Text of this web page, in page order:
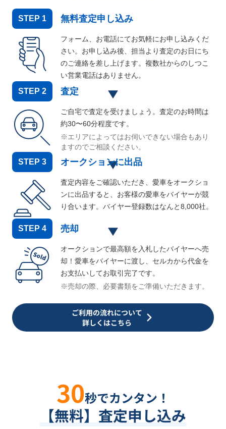
STEP 1 無料査定申し込み
フォーム、お電話にてお気軽にお申し込みくだ
さい。お申し込み後、担当より査定のお日にち
のご連絡を差し上げます。複数社からのしつこ
い営業電話はありません。
STEP 2 査定
ご自宅で査定を受けましょう。査定のお時間は
約30〜60分程度です。
※エリアによってはお伺いできない場合もあり
ますのでご相談ください。
STEP 3 オークションに出品
査定内容をご確認いただき、愛車をオークショ
ンに出品すると、お客様の愛車をバイヤーが競
り合います。バイヤー登録数はなんと8,000社。
STEP 4 売却
オークションで最高額を入札したバイヤーへ売
却！愛車をバイヤーに渡し、セルカから代金を
お支払いしてお取引完了です。
※売却の際、必要書類をご準備いただきます。
ご利用の流れについて
詳しくはこちら
30秒でカンタン！
【無料】査定申し込み